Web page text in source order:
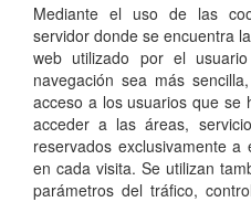
Mediante el uso de las
servidor donde se encuentra
web utilizado por el
navegación sea más
acceso a los usuarios que se
acceder a las áreas,
reservados exclusivamente
en cada visita. Se utilizan
parámetros del tráfico,